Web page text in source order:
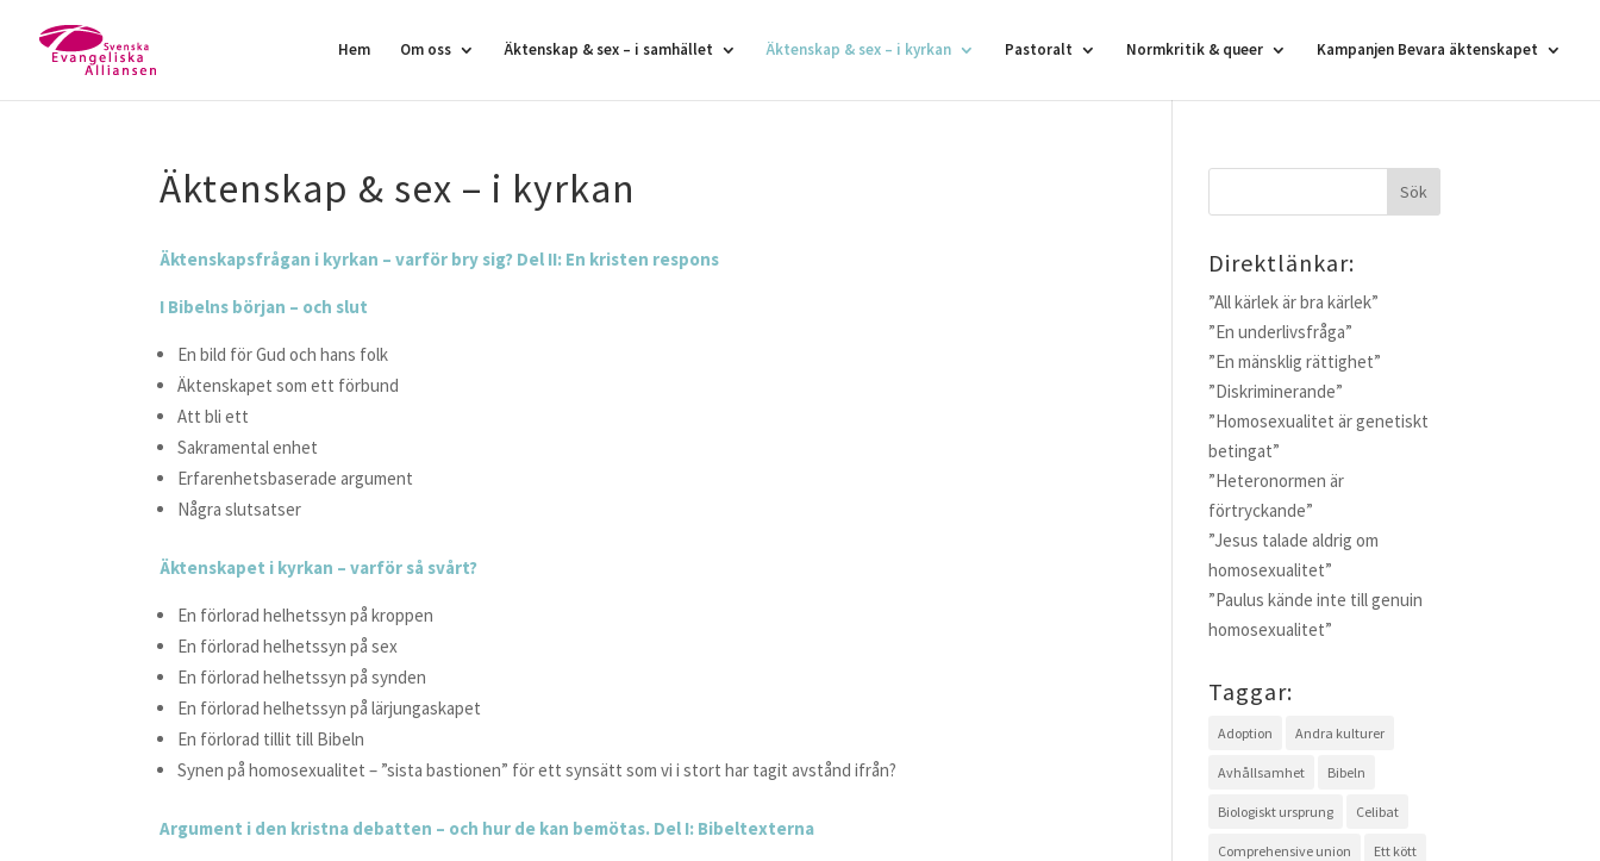
Hem Om oss Äktenskap & sex – i samhället Äktenskap & sex – i kyrkan Pastoralt Normkritik & queer Kampanjen Bevara äktenskapet
Äktenskap & sex – i kyrkan
Äktenskapsfrågan i kyrkan – varför bry sig? Del II: En kristen respons
I Bibelns början – och slut
En bild för Gud och hans folk
Äktenskapet som ett förbund
Att bli ett
Sakramental enhet
Erfarenhetsbaserade argument
Några slutsatser
Äktenskapet i kyrkan – varför så svårt?
En förlorad helhetssyn på kroppen
En förlorad helhetssyn på sex
En förlorad helhetssyn på synden
En förlorad helhetssyn på lärjungaskapet
En förlorad tillit till Bibeln
Synen på homosexualitet – ”sista bastionen” för ett synsätt som vi i stort har tagit avstånd ifrån?
Argument i den kristna debatten – och hur de kan bemötas. Del I: Bibeltexterna
Direktlänkar:
”All kärlek är bra kärlek”
”En underlivsfråga”
”En mänsklig rättighet”
”Diskriminerande”
”Homosexualitet är genetiskt
betingat”
”Heteronormen är
förtryckande”
”Jesus talade aldrig om
homosexualitet”
”Paulus kände inte till genuin
homosexualitet”
Taggar:
Adoption Andra kulturer
Avhållsamhet Bibeln
Biologiskt ursprung Celibat
Comprehensive union Ett kött